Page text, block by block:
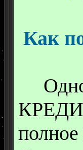
Как
Одно